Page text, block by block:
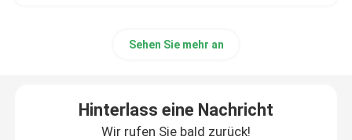
Sehen Sie mehr an
Hinterlass eine Nachricht
Wir rufen Sie bald zurück!